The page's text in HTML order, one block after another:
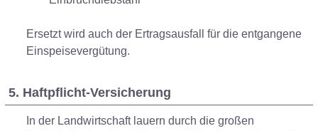
Ersetzt wird auch der Ertragsausfall für die entgangene
Einspeisevergütung.
5. Haftpflicht-Versicherung
In der Landwirtschaft lauern durch die großen